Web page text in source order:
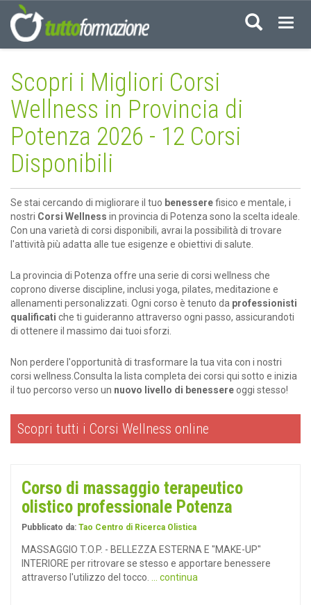
Scopri i Migliori Corsi
Wellness in Provincia di
Potenza 2026 - 12 Corsi
Disponibili
Se stai cercando di migliorare il tuo benesserefisico e mentale, i
nostri Corsi Wellness in provincia di Potenza sono la scelta ideale.
Con una varietà di corsi disponibili, avrai la possibilità di trovare
l'attività più adatta alle tue esigenze e obiettivi di salute.
La provincia di Potenza offre una serie di corsi wellness che
coprono diverse discipline, inclusi yoga, pilates, meditazione e
allenamenti personalizzati. Ogni corso è tenuto da professionisti
qualificati che ti guideranno attraverso ogni passo, assicurandoti
di ottenere il massimo dai tuoi sforzi.
Non perdere l'opportunità di trasformare la tua vita con i nostri
corsi wellness.Consulta la lista completa dei corsi qui sotto e inizia
il tuo percorso verso un nuovo livello di benessereoggi stesso!
Scopri tutti i Corsi Wellness online
Corso di massaggio terapeutico
olistico professionale Potenza
Pubblicato da: Tao Centro di Ricerca Olistica
MASSAGGIO T.O.P. - BELLEZZA ESTERNA E "MAKE-UP"
INTERIORE per ritrovare se stesso e apportare benessere
attraverso l'utilizzo del tocco.
... continua